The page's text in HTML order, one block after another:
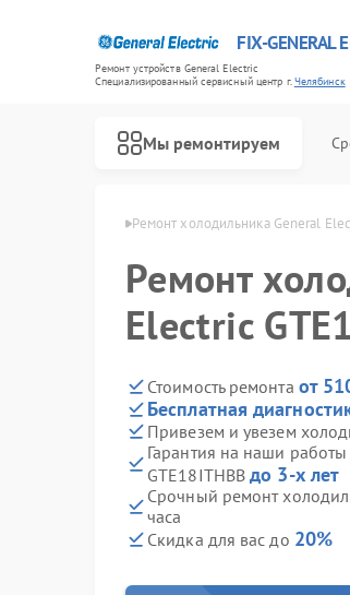
FIX-GENERAL
Ремонт устройств General Electric
Специализированный cервисный центр г.Челябинск
Мы ремонтируем
Ремонт холодильника General
Ремонт
Electric
Стоимость ремонта от
Бесплатная
Привезем и увезем
Гарантия на наши
GTE18ITHBBдо 3-х лет
Срочный ремонт
часа
Скидка для вас до 20%